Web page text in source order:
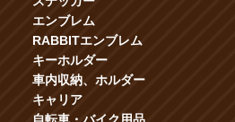
エンブレム
RABBITエンブレム
キーホルダー
車内収納、ホルダー
キャリア